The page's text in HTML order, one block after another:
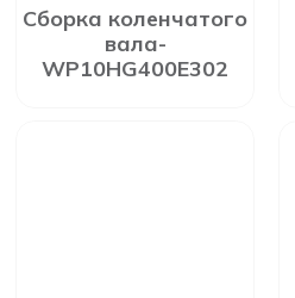
Сборка коленчатого
вала-
WP10HG400E302